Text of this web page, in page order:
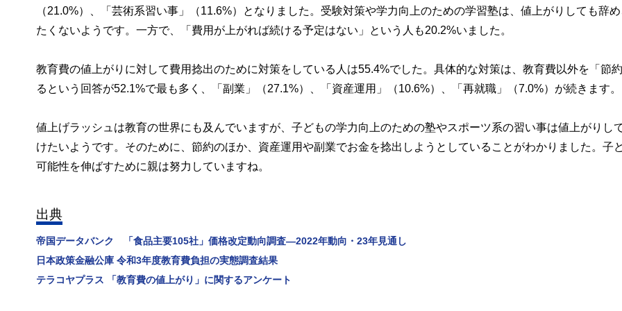
（21.0%）、「芸術系習い事」（11.6%）となりました。受験対策や学力向上のための学習塾は、値上がりしても辞
たくないようです。一方で、「費用が上がれば続ける予定はない」という人も20.2%いました。
教育費の値上がりに対して費用捻出のために対策をしている人は55.4%でした。具体的な対策は、教育費以外を「節
るという回答が52.1%で最も多く、「副業」（27.1%）、「資産運用」（10.6%）、「再就職」（7.0%）が続きます。
値上げラッシュは教育の世界にも及んでいますが、子どもの学力向上のための塾やスポーツ系の習い事は値上がりし
けたいようです。そのために、節約のほか、資産運用や副業でお金を捻出しようとしていることがわかりました。子
可能性を伸ばすために親は努力していますね。
出典
帝国データバンク 「食品主要105社」価格改定動向調査―2022年動向・23年見通し
日本政策金融公庫 令和3年度教育費負担の実態調査結果
テラコヤプラス 「教育費の値上がり」に関するアンケート